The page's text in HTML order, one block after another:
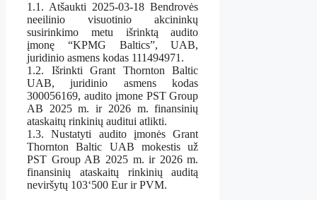
1.1. Atšaukti 2025-03-18 Bendrovės
neeilinio visuotinio akcininkų
susirinkimo metu išrinktą audito
įmonę “KPMG Baltics”, UAB,
juridinio asmens kodas 111494971.
1.2. Išrinkti Grant Thornton Baltic
UAB, juridinio asmens kodas
300056169, audito įmone PST Group
AB 2025 m. ir 2026 m. finansinių
ataskaitų rinkinių auditui atlikti.
1.3. Nustatyti audito įmonės Grant
Thornton Baltic UAB mokestis už
PST Group AB 2025 m. ir 2026 m.
finansinių ataskaitų rinkinių auditą
neviršytų 103‘500 Eur ir PVM.